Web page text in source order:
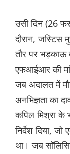
उसी दिन (26
दौरान, जस्टिस
तौर पर
एफआईआर की
जब अदालत में
अनभिज्ञता का
कपिल मिश्रा के
निर्देश दिया,
था। जब